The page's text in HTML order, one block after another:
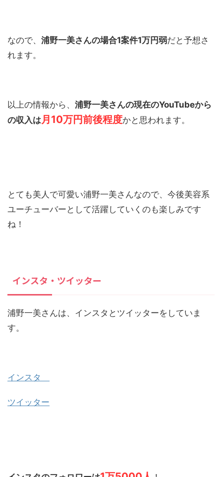
なので、 浦野一美さんの場合1案件1万円弱だと予想さ
れます。
以上の情報から、 浦野一美さんの現在のYouTubeから
の収入は月10万円前後程度かと思われます。
とても美人で可愛い浦野一美さんなので、今後美容系
ユーチューバーとして活躍していくのも楽しみです
ね！
インスタ・ツイッター
浦野一美さんは、インスタとツイッターをしていま
す。
インスタ
ツイッター